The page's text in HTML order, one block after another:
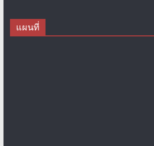
แผนที่